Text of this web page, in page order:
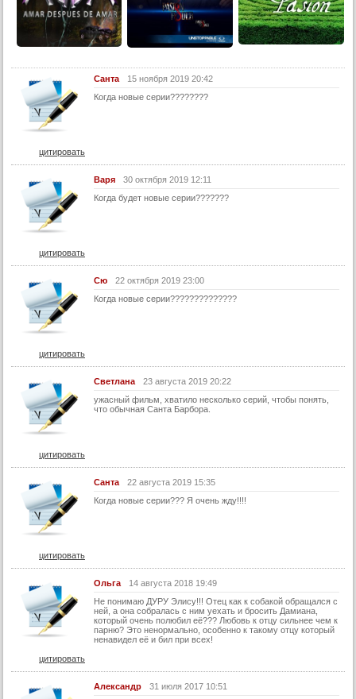
14 серия
14 серия (суб)
15 серия (суб)
16 серия
16 серия (суб)
17 серия (суб)
18 серия
18 серия (суб)
19 серия
19 серия (суб)
20 серия (суб)
21 серия
22 серия
22 серия (суб)
23 серия
23 серия (суб)
24 серия
25 серия
25 серия (суб)
26 серия (суб)
27 серия
27 серия (суб)
28 серия
28 серия (суб)
Санта
15 ноября 2019 20:42
Когда новые серии????????
цитировать
Варя
30 октября 2019 12:11
Когда будет новые серии???????
цитировать
Сю
22 октября 2019 23:00
Когда новые серии??????????????
цитировать
Светлана
23 августа 2019 20:22
ужасный фильм, хватило несколько серий, чтобы понять,
что обычная Санта Барбора.
цитировать
Санта
22 августа 2019 15:35
Когда новые серии??? Я очень жду!!!!
цитировать
Ольга
14 августа 2018 19:49
Не понимаю ДУРУ Элису!!! Отец как к собакой обращался с
ней, а она собралась с ним уехать и бросить Дамиана,
который очень полюбил её??? Любовь к отцу сильнее чем к
парню? Это ненормально, особенно к такому отцу который
ненавидел её и бил при всех!
цитировать
Александр
31 июля 2017 10:51